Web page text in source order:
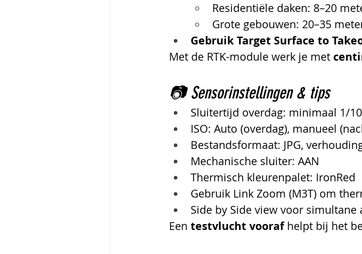
Residentiële daken: 8–20
Grote gebouwen: 20–35
Gebruik Target Surface to
Met de RTK-module werk je met
📷 Sensorinstellingen & tips
Sluitertijd overdag: minimaal 1/
ISO: Auto (overdag), manueel
Bestandsformaat: JPG,
Mechanische sluiter: AAN
Thermisch kleurenpalet: IronRed
Gebruik Link Zoom (M3T) om
Side by Side view voor simultane
Een testvlucht vooraf helpt bij het